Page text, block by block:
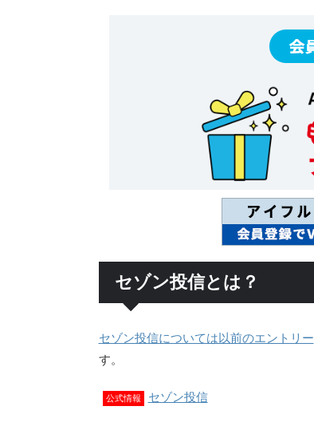
セゾン投信とは？
セゾン投信については以前のエントリー
す。
公式情報 セゾン投信